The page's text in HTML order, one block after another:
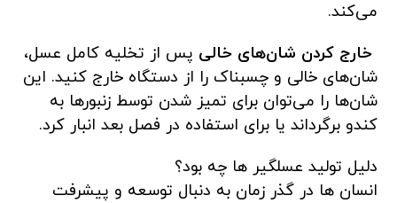
می‌کند.
خارج کردن شان‌های خالی پس از تخلیه کامل عسل،
شان‌های خالی و چسبناک را از دستگاه خارج کنید. این
شان‌ها را می‌توان برای تمیز شدن توسط زنبورها به
کندو برگرداند یا برای استفاده در فصل بعد انبار کرد.
دلیل تولید عسلگیر ها چه بود؟
انسان ها در گذر زمان به دنبال توسعه و پیشرفت